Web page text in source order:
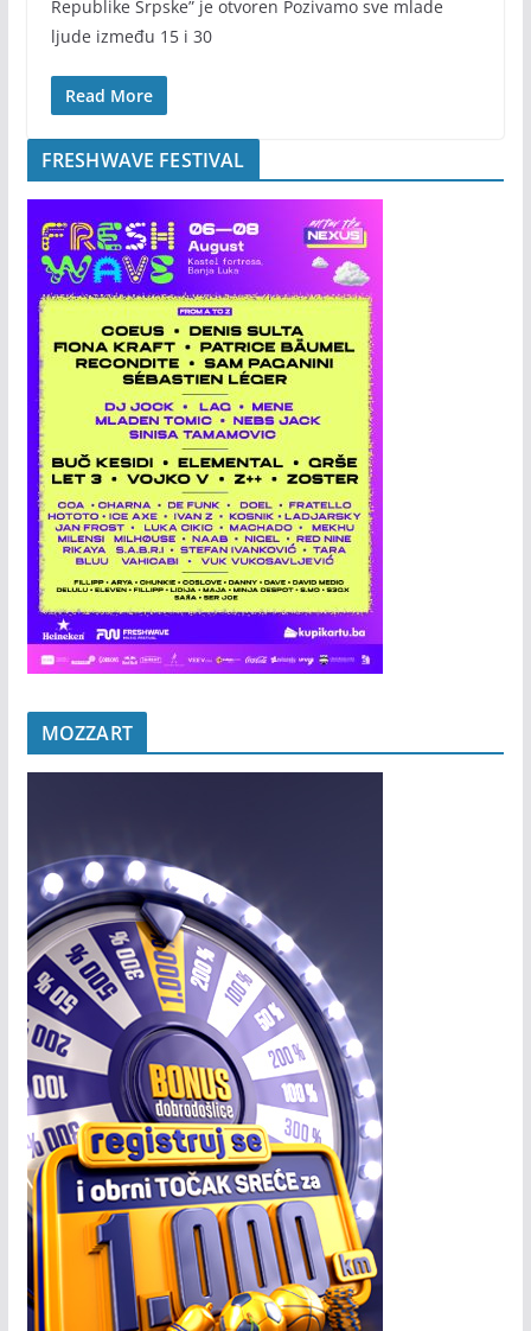
Republike Srpske” je otvoren Pozivamo sve mlade
ljude između 15 i 30
Read More
FRESHWAVE FESTIVAL
MOZZART